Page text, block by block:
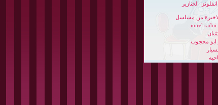
الخنازير
من مسلسل
ابو محجوب